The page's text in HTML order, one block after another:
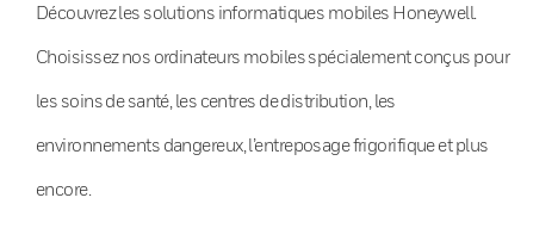
Découvrez les solutions informatiques mobiles Honeywell.
Choisissez nos ordinateurs mobiles spécialement conçus pour
les soins de santé, les centres de distribution, les
environnements dangereux, l’entreposage frigorifique et plus
encore.